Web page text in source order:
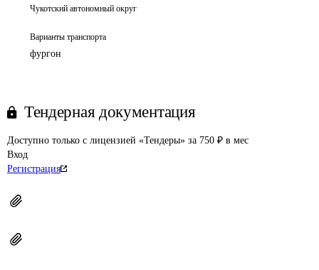
Чукотский автономный округ
Варианты транспорта
фургон
Тендерная документация
Доступно только с лицензией «Тендеры» за 750 ₽ в мес
Вход
Регистрация